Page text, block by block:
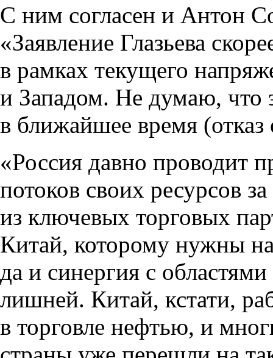
С ним согласен и
«Заявление Глазьева
в рамках текущего
и Западом. Не думаю, что
в ближайшее время (отказ
«Россия давно проводит
потоков своих ресурсов
из ключевых торговых
Китай, которому нужны
да и синергия с
лишней. Китай, кстати,
в торговле нефтью, и